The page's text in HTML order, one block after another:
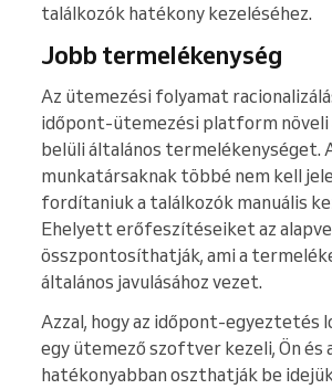
találkozók hatékony kezeléséhez.
Jobb termelékenység
Az ütemezési folyamat
időpont-ütemezési platform növeli
belüli általános termelékenységet.
munkatársaknak többé nem kell
fordítaniuk a találkozók manuális
Ehelyett erőfeszítéseiket az
összpontosíthatják, ami a
általános javulásához vezet.
Azzal, hogy az időpont-egyeztetés
egy ütemező szoftver kezeli, Ön és
hatékonyabban oszthatják be